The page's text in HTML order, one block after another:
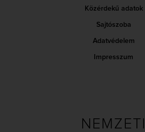
Közérdekű adatok
Sajtószoba
Adatvédelem
Impresszum
NEMZETI